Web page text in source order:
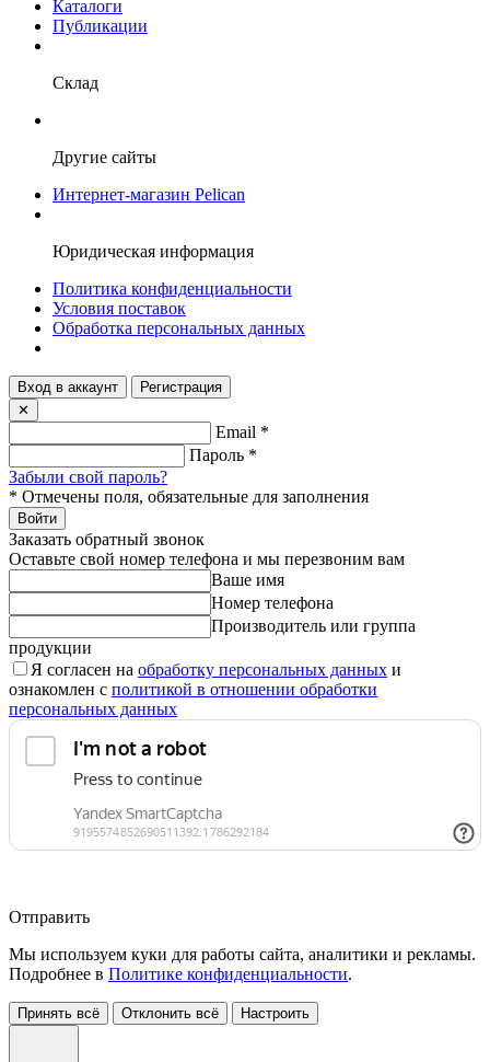
Каталоги
Публикации
Склад
Другие сайты
Интернет-магазин Pelican
Юридическая информация
Политика конфиденциальности
Условия поставок
Обработка персональных данных
Вход в аккаунт
Регистрация
✕
Email *
Пароль *
Забыли свой пароль?
* Отмечены поля, обязательные для заполнения
Войти
Заказать обратный звонок
Оставьте свой номер телефона и мы перезвоним вам
Ваше имя
Номер телефона
Производитель или группа
продукции
Я согласен на обработку персональных данных и
ознакомлен с политикой в отношении обработки
персональных данных
Отправить
Мы используем куки для работы сайта, аналитики и рекламы.
Подробнее в Политике конфиденциальности.
Принять всё Отклонить всё Настроить